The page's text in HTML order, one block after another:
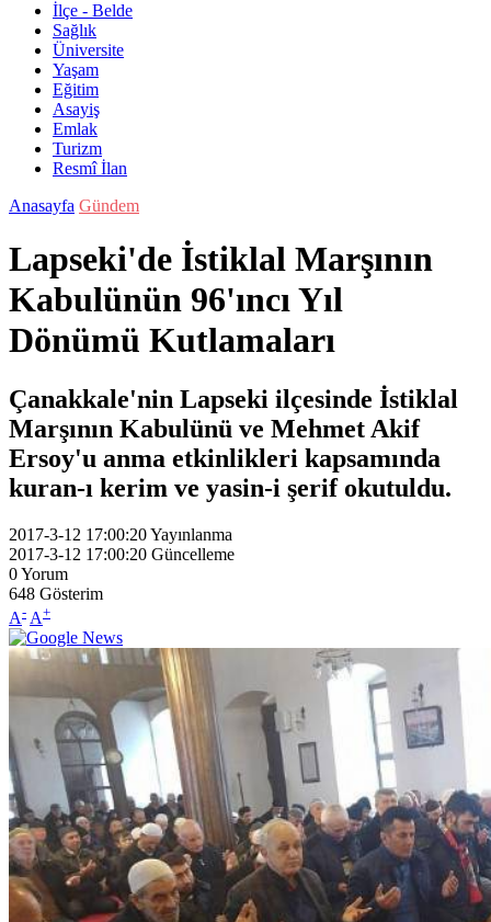
İlçe - Belde
Sağlık
Üniversite
Yaşam
Eğitim
Asayiş
Emlak
Turizm
Resmî İlan
Anasayfa Gündem
Lapseki'de İstiklal Marşının
Kabulünün 96'ıncı Yıl
Dönümü Kutlamaları
Çanakkale'nin Lapseki ilçesinde İstiklal
Marşının Kabulünü ve Mehmet Akif
Ersoy'u anma etkinlikleri kapsamında
kuran-ı kerim ve yasin-i şerif okutuldu.
2017-3-12 17:00:20Yayınlanma
2017-3-12 17:00:20 Güncelleme
0Yorum
648 Gösterim
A- A+